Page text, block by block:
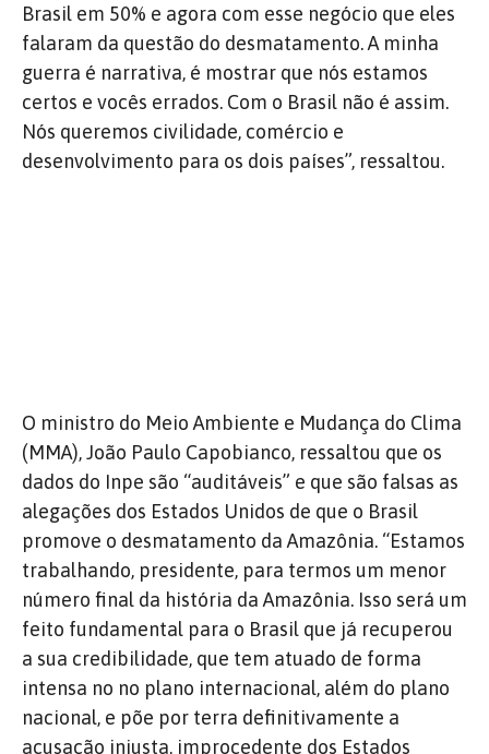
Brasil em 50% e agora com esse negócio que eles
falaram da questão do desmatamento. A minha
guerra é narrativa, é mostrar que nós estamos
certos e vocês errados. Com o Brasil não é assim.
Nós queremos civilidade, comércio e
desenvolvimento para os dois países”, ressaltou.
O ministro do Meio Ambiente e Mudança do Clima
(MMA), João Paulo Capobianco, ressaltou que os
dados do Inpe são “auditáveis” e que são falsas as
alegações dos Estados Unidos de que o Brasil
promove o desmatamento da Amazônia. “Estamos
trabalhando, presidente, para termos um menor
número final da história da Amazônia. Isso será um
feito fundamental para o Brasil que já recuperou
a sua credibilidade, que tem atuado de forma
intensa no no plano internacional, além do plano
nacional, e põe por terra definitivamente a
acusação injusta, improcedente dos Estados